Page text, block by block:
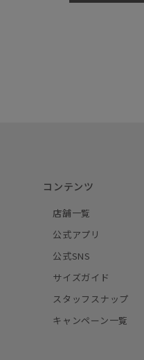
コンテンツ
店舗一覧
公式アプリ
公式SNS
サイズガイド
スタッフスナップ
キャンペーン一覧